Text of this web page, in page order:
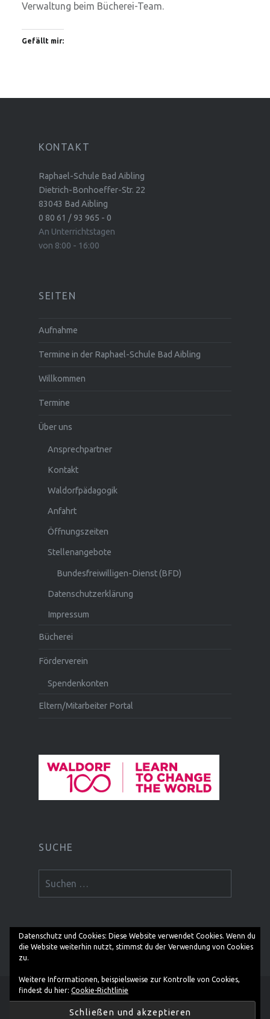
Verwaltung beim Bücherei-Team.
Gefällt mir:
KONTAKT
Raphael-Schule Bad Aibling
Dietrich-Bonhoeffer-Str. 22
83043 Bad Aibling
0 80 61 / 93 965 - 0
An Unterrichtstagen
von 8:00 - 16:00
SEITEN
Aufnahme
Termine in der Raphael-Schule Bad Aibling
Willkommen
Termine
Über uns
Ansprechpartner
Kontakt
Waldorfpädagogik
Anfahrt
Öffnungszeiten
Stellenangebote
Bundesfreiwilligen-Dienst (BFD)
Datenschutzerklärung
Impressum
Bücherei
Förderverein
Spendenkonten
Eltern/Mitarbeiter Portal
SUCHE
nach:
Stolz präsentiert von WordPress|Theme: Dyad von
WordPress.com
Datenschutz und Cookies: Diese Website verwendet Cookies. Wenn du
die Website weiterhin nutzt, stimmst du der Verwendung von Cookies
zu.
Weitere Informationen, beispielsweise zur Kontrolle von Cookies,
findest du hier: Cookie-Richtlinie